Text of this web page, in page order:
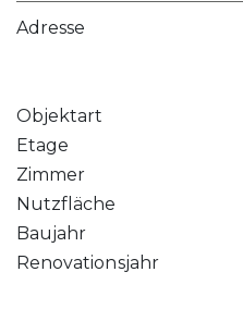
Adresse
Objektart
Etage
Zimmer
Nutzfläche
Baujahr
Renovationsjahr